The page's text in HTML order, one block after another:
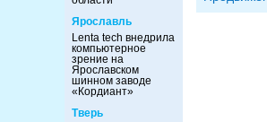
Ярославль
Lenta tech внедрила
компьютерное
зрение на
Ярославском
шинном заводе
«Кордиант»
Тверь